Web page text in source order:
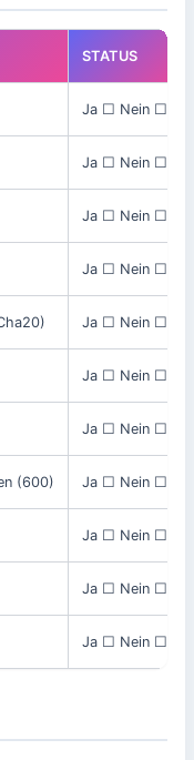
STATUS
Ja ☐ Nein ☐
Ja ☐ Nein ☐
Ja ☐ Nein ☐
Ja ☐ Nein ☐
Ja ☐ Nein ☐
Ja ☐ Nein ☐
Ja ☐ Nein ☐
(600) Ja ☐ Nein ☐
Ja ☐ Nein ☐
Ja ☐ Nein ☐
Ja ☐ Nein ☐